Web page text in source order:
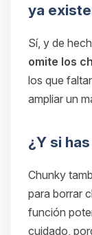
ya
Sí, y de
omite los
los que
ampliar un
¿Y si
Chunky
para borrar
función
cuidado,